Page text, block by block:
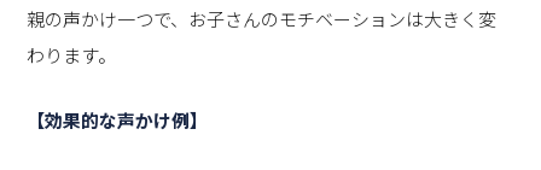
親の声かけ一つで、お子さんのモチベーションは大きく変
わります。
【効果的な声かけ例】